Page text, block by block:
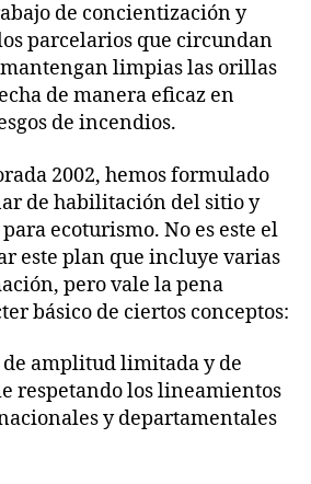
de concientización y
parcelarios que circundan
limpias las orillas
de manera eficaz en
de incendios.
2002, hemos formulado
de habilitación del sitio y
ecoturismo. No es este el
este plan que incluye varias
pero vale la pena
básico de ciertos conceptos:
amplitud limitada y de
respetando los lineamientos
y departamentales